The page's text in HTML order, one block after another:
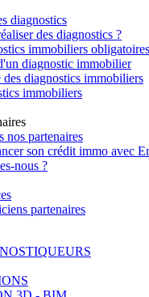
diagnostics
des diagnostics ?
immobiliers obligatoires
diagnostic immobilier
diagnostics immobiliers
immobiliers
nos partenaires
son crédit immo avec
nous ?
partenaires